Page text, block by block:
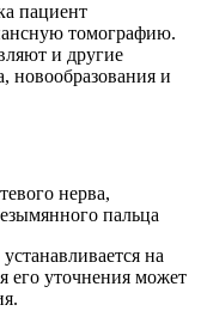
пациент
томографию.
и другие
новообразования и
нерва,
пальца
на
его уточнения может